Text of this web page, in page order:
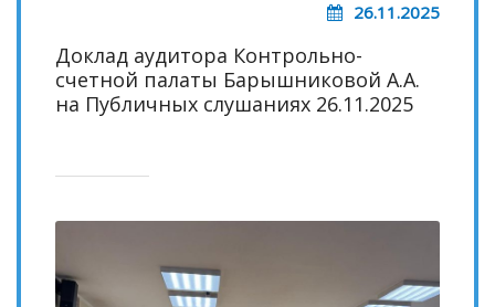
26.11.2025
Доклад аудитора Контрольно-
счетной палаты Барышниковой А.А.
на Публичных слушаниях 26.11.2025